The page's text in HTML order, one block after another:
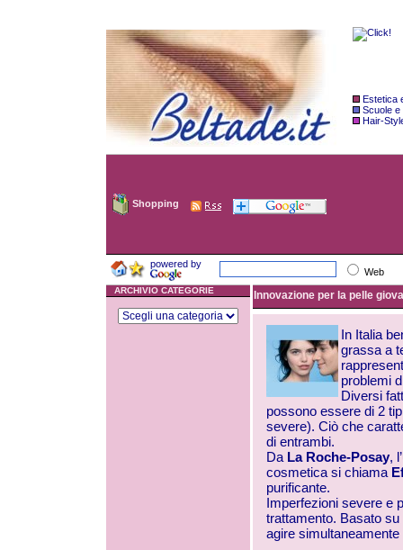
Estetica
Scuole e
Hair-
Shopping
powered by
Web
ARCHIVIO CATEGORIE Innovazione per la pelle
In Italia
grassa a
problemi
Diversi
possono essere di 2
severe). Ciò che
di entrambi.
Da La Roche-Posay,
cosmetica si chiama
purificante.
Imperfezioni severe e
trattamento. Basato su
agire